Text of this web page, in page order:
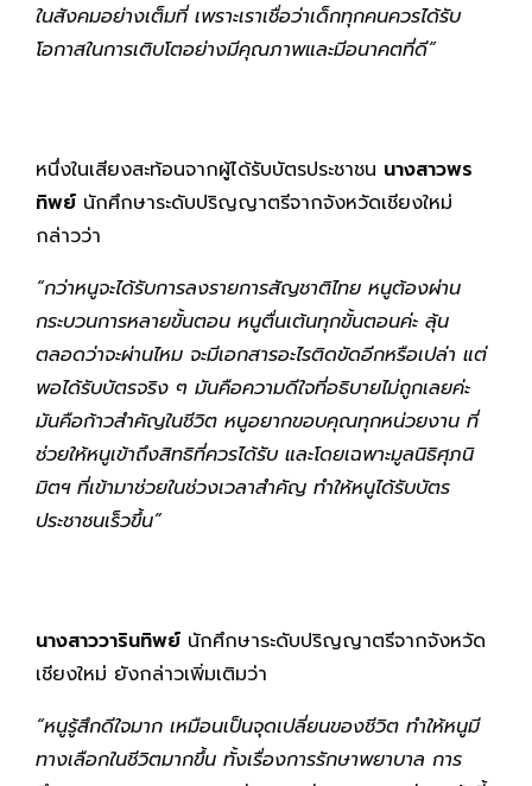
ในสังคมอย่างเต็มที่ เพราะเราเชื่อว่าเด็กทุกคนควรได้รับ
โอกาสในการเติบโตอย่างมีคุณภาพและมีอนาคตที่ดี”
หนึ่งในเสียงสะท้อนจากผู้ได้รับบัตรประชาชน นางสาวพร
ทิพย์ นักศึกษาระดับปริญญาตรีจากจังหวัดเชียงใหม่
กล่าวว่า
“กว่าหนูจะได้รับการลงรายการสัญชาติไทย หนูต้องผ่าน
กระบวนการหลายขั้นตอน หนูตื่นเต้นทุกขั้นตอนค่ะ ลุ้น
ตลอดว่าจะผ่านไหม จะมีเอกสารอะไรติดขัดอีกหรือเปล่า แต่
พอได้รับบัตรจริง ๆ มันคือความดีใจที่อธิบายไม่ถูกเลยค่ะ
มันคือก้าวสำคัญในชีวิต หนูอยากขอบคุณทุกหน่วยงาน ที่
ช่วยให้หนูเข้าถึงสิทธิที่ควรได้รับ และโดยเฉพาะมูลนิธิศุภนิ
มิตฯ ที่เข้ามาช่วยในช่วงเวลาสำคัญ ทำให้หนูได้รับบัตร
ประชาชนเร็วขึ้น”
นางสาววารินทิพย์ นักศึกษาระดับปริญญาตรีจากจังหวัด
เชียงใหม่ ยังกล่าวเพิ่มเติมว่า
“หนูรู้สึกดีใจมาก เหมือนเป็นจุดเปลี่ยนของชีวิต ทำให้หนูมี
ทางเลือกในชีวิตมากขึ้น ทั้งเรื่องการรักษาพยาบาล การ